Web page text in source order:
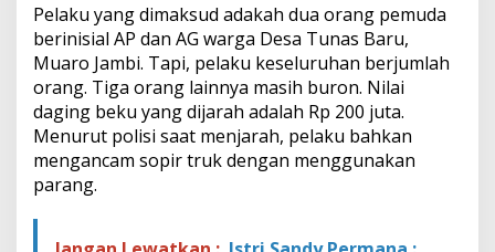
Pelaku yang dimaksud adakah dua orang pemuda
berinisial AP dan AG warga Desa Tunas Baru,
Muaro Jambi. Tapi, pelaku keseluruhan berjumlah
orang. Tiga orang lainnya masih buron. Nilai
daging beku yang dijarah adalah Rp 200 juta.
Menurut polisi saat menjarah, pelaku bahkan
mengancam sopir truk dengan menggunakan
parang.